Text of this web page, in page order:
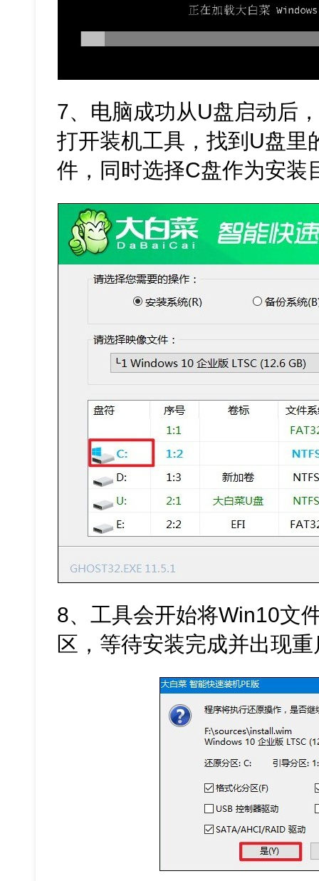
7、电脑成功从U盘启动后
打开装机工具，找到U盘里
件，同时选择C盘作为安装
8、工具会开始将Win10文
区，等待安装完成并出现